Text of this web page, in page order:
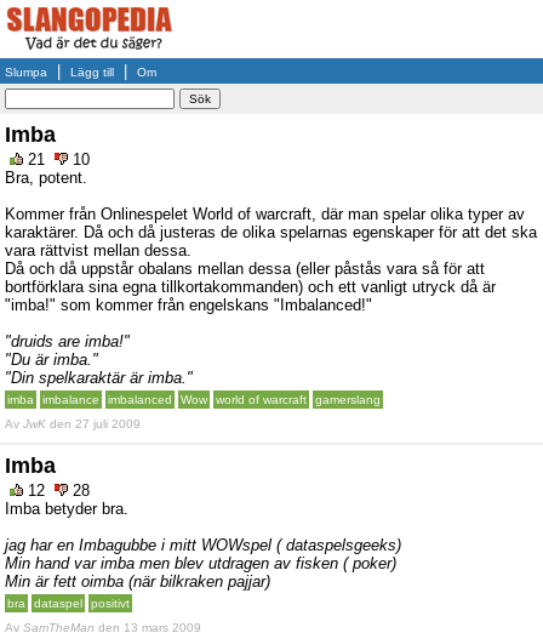
Slumpa Lägg till Om
Imba
21
10
Bra, potent.
Kommer från Onlinespelet World of warcraft, där man spelar olika typer av
karaktärer. Då och då justeras de olika spelarnas egenskaper för att det ska
vara rättvist mellan dessa.
Då och då uppstår obalans mellan dessa (eller påstås vara så för att
bortförklara sina egna tillkortakommanden) och ett vanligt utryck då är
"imba!" som kommer från engelskans "Imbalanced!"
"druids are imba!"
"Du är imba."
"Din spelkaraktär är imba."
imba imbalance imbalanced Wow world of warcraft
gamerslang
Av JwK den 27 juli 2009
Imba
12
28
Imba betyder bra.
jag har en Imbagubbe i mitt WOWspel ( dataspelsgeeks)
Min hand var imba men blev utdragen av fisken ( poker)
Min är fett oimba (när bilkraken pajjar)
bra dataspel
positivt
Av SamTheMan den 13 mars 2009